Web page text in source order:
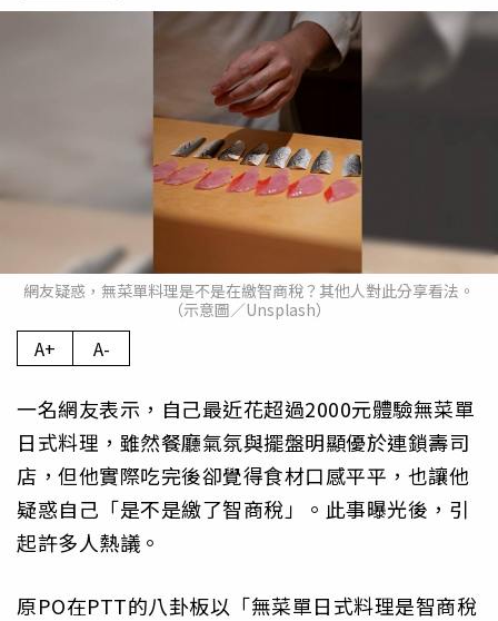
網友疑惑，無菜單料理是不是在繳智商稅？其他人對此分享看法。
（示意圖／Unsplash）
A+ A-
一名網友表示，自己最近花超過2000元體驗無菜單
日式料理，雖然餐廳氣氛與擺盤明顯優於連鎖壽司
店，但他實際吃完後卻覺得食材口感平平，也讓他
疑惑自己「是不是繳了智商稅」。此事曝光後，引
起許多人熱議。
原PO在PTT的八卦板以「無菜單日式料理是智商稅